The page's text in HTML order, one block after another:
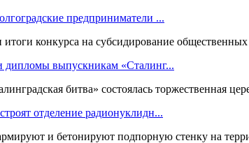
предприниматели ...
конкурса на субсидирование
дипломы выпускникам «Сталинг...
битва» состоялась торжественная
отделение радионуклидн...
и бетонируют подпорную стенку на